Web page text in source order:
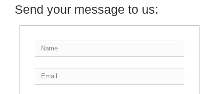
Send your message to us: